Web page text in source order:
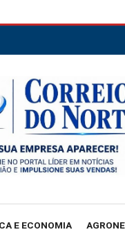
E ECONOMIA